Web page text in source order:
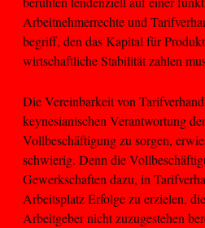
Arbeitnehmerrechte und
begriff, den das Kapital für
wirtschaftliche Stabilität zahlen
Die Vereinbarkeit von
keynesianischen Verantwortung
Vollbeschäftigung zu sorgen,
schwierig. Denn die
Gewerkschaften dazu, in
Arbeitsplatz Erfolge zu erzielen,
Arbeitgeber nicht zuzugestehen